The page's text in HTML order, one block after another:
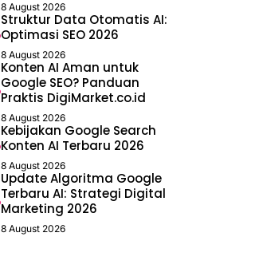
8 August 2026
Struktur Data Otomatis AI:
Optimasi SEO 2026
8 August 2026
Konten AI Aman untuk
Google SEO? Panduan
Praktis DigiMarket.co.id
8 August 2026
Kebijakan Google Search
Konten AI Terbaru 2026
8 August 2026
Update Algoritma Google
Terbaru AI: Strategi Digital
Marketing 2026
8 August 2026